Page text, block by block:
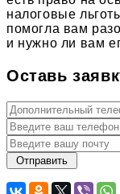
налоговые
помогла вам
и нужно ли вам
Оставь